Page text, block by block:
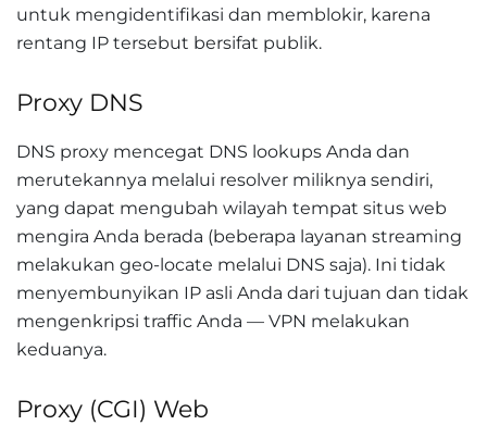
untuk mengidentifikasi dan memblokir, karena
rentang IP tersebut bersifat publik.
Proxy DNS
DNS proxy mencegat DNS lookups Anda dan
merutekannya melalui resolver miliknya sendiri,
yang dapat mengubah wilayah tempat situs web
mengira Anda berada (beberapa layanan streaming
melakukan geo-locate melalui DNS saja). Ini tidak
menyembunyikan IP asli Anda dari tujuan dan tidak
mengenkripsi traffic Anda — VPN melakukan
keduanya.
Proxy (CGI) Web